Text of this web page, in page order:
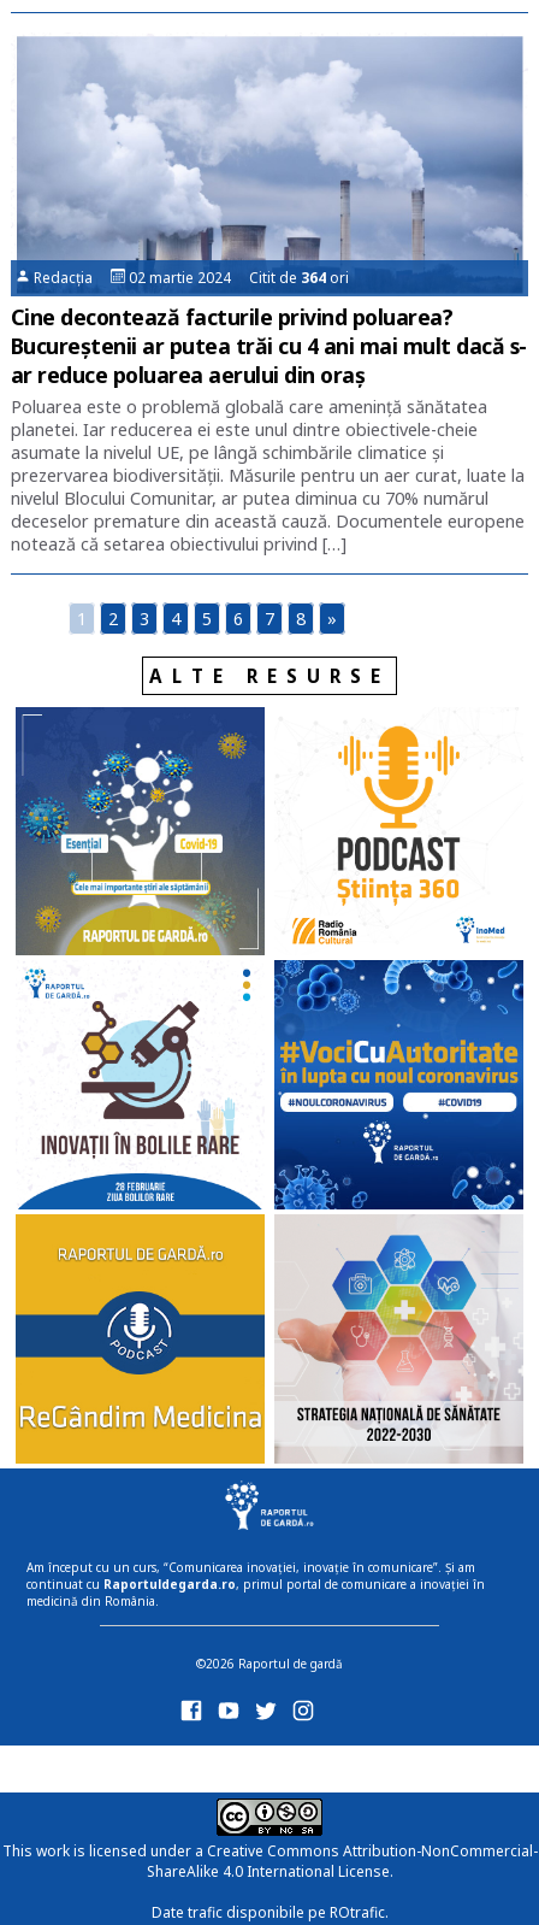
Redacția 02 martie 2024 Citit de 364ori
Cine decontează facturile privind poluarea?
Bucureștenii ar putea trăi cu 4 ani mai mult dacă s-
ar reduce poluarea aerului din oraș
Poluarea este o problemă globală care amenință sănătatea
planetei. Iar reducerea ei este unul dintre obiectivele-cheie
asumate la nivelul UE, pe lângă schimbările climatice și
prezervarea biodiversității. Măsurile pentru un aer curat, luate la
nivelul Blocului Comunitar, ar putea diminua cu 70% numărul
deceselor premature din această cauză. Documentele europene
notează că setarea obiectivului privind […]
1 2 3 4 5 6 7 8 »
ALTE RESURSE
Am început cu un curs, “Comunicarea inovației, inovație în comunicare”. Și am
continuat cu Raportuldegarda.ro, primul portal de comunicare a inovației în
medicină din România.
©2026 Raportul de gardă
This work is licensed under a Creative Commons Attribution-NonCommercial-
ShareAlike 4.0 International License.
Date trafic disponibile pe ROtrafic.